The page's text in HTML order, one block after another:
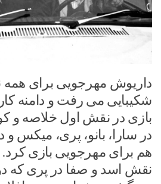
داریوش مهرجویی برای
شکیبایی می رفت و دامنه
بازی در نقش اول خلاصه و
در سارا، بانو، پری، میکس
هم برای مهرجویی بازی کرد.
نقش اسد و صفا در پری که دو